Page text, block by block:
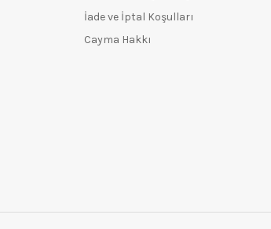
İade ve İptal Koşulları
Cayma Hakkı